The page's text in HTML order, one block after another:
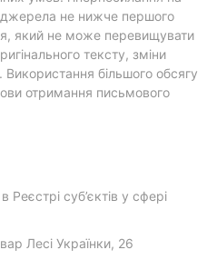
не нижче першого
який не може перевищувати
тексту, зміни
Використання більшого обсягу
отримання письмового
Реєстрі суб’єктів у сфері
Лесі Українки, 26